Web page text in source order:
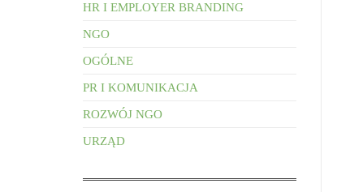
HR I EMPLOYER BRANDING
NGO
OGÓLNE
PR I KOMUNIKACJA
ROZWÓJ NGO
URZĄD